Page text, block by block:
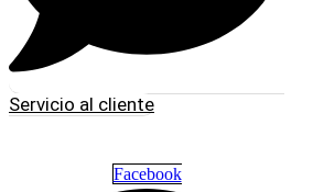
Servicio al cliente
Facebook